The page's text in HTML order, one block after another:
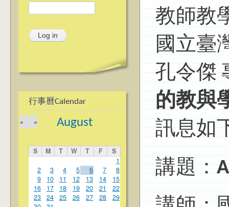
行事曆Calendar
August
«
»
S M T W T F
S
1
2
3 4 5 6 7
8
9
10 11 12 13 14
15
16
17 18 19 20 21
22
23
24 25 26 27 28
29
教師教
國立臺
孔令傑
的教與
訊息如
講題：